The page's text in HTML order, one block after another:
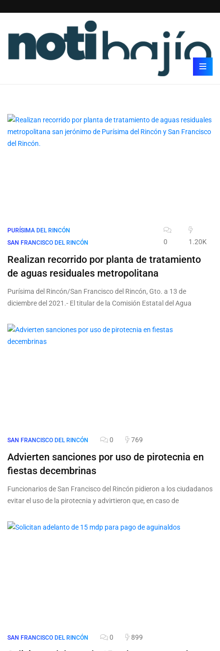
PURÍSIMA DEL RINCÓN
SAN FRANCISCO DEL RINCÓN
0 1.20K
Realizan recorrido por planta de tratamiento
de aguas residuales metropolitana
Purísima del Rincón/San Francisco del Rincón, Gto. a 13 de
diciembre del 2021.- El titular de la Comisión Estatal del Agua
SAN FRANCISCO DEL RINCÓN 0 769
Advierten sanciones por uso de pirotecnia en
fiestas decembrinas
Funcionarios de San Francisco del Rincón pidieron a los ciudadanos
evitar el uso de la pirotecnia y advirtieron que, en caso de
SAN FRANCISCO DEL RINCÓN 0 899